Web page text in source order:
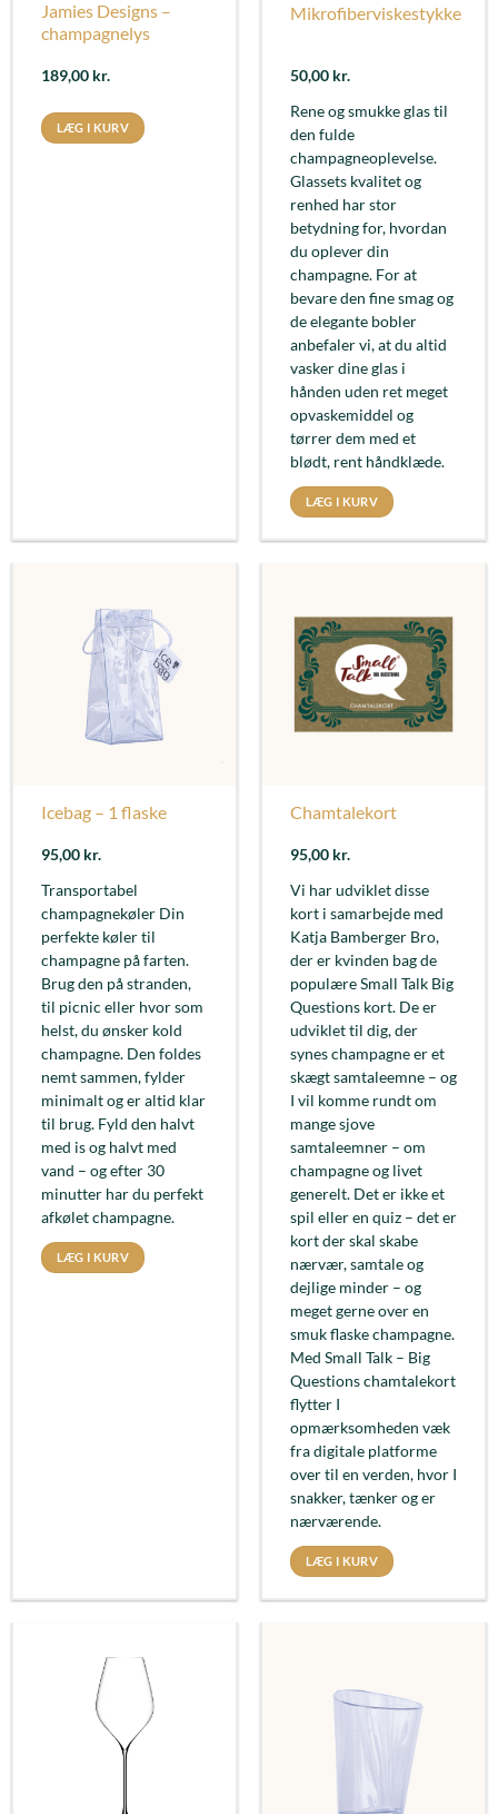
Jamies Designs –
champagnelys
189,00 kr.
LÆG I KURV
Mikrofiberviskestykke
50,00 kr.
Rene og smukke glas til
den fulde
champagneoplevelse.
Glassets kvalitet og
renhed har stor
betydning for, hvordan
du oplever din
champagne. For at
bevare den fine smag og
de elegante bobler
anbefaler vi, at du altid
vasker dine glas i
hånden uden ret meget
opvaskemiddel og
tørrer dem med et
blødt, rent håndklæde.
LÆG I KURV
Icebag – 1 flaske
95,00 kr.
Transportabel
champagnekøler Din
perfekte køler til
champagne på farten.
Brug den på stranden,
til picnic eller hvor som
helst, du ønsker kold
champagne. Den foldes
nemt sammen, fylder
minimalt og er altid klar
til brug. Fyld den halvt
med is og halvt med
vand – og efter 30
minutter har du perfekt
afkølet champagne.
LÆG I KURV
Chamtalekort
95,00 kr.
Vi har udviklet disse
kort i samarbejde med
Katja Bamberger Bro,
der er kvinden bag de
populære Small Talk Big
Questions kort. De er
udviklet til dig, der
synes champagne er et
skægt samtaleemne – og
I vil komme rundt om
mange sjove
samtaleemner – om
champagne og livet
generelt. Det er ikke et
spil eller en quiz – det er
kort der skal skabe
nærvær, samtale og
dejlige minder – og
meget gerne over en
smuk flaske champagne.
Med Small Talk – Big
Questions chamtalekort
flytter I
opmærksomheden væk
fra digitale platforme
over til en verden, hvor I
snakker, tænker og er
nærværende.
LÆG I KURV